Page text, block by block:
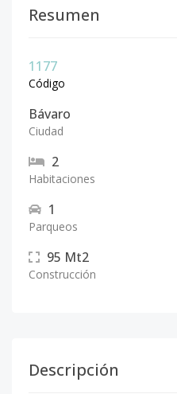
Resumen
1177
Código
Bávaro
Ciudad
2
Habitaciones
1
Parqueos
95 Mt2
Construcción
Descripción